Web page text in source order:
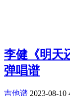
李健《明天
弹唱谱
吉他谱 2023-08-10